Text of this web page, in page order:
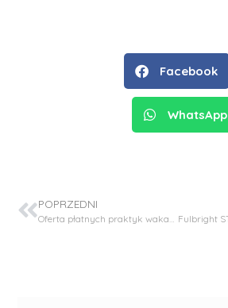
Facebook
WhatsApp
POPRZEDNI
Oferta płatnych praktyk wakacyjnych dla studentów wszystkich kierunków naszego wydziału